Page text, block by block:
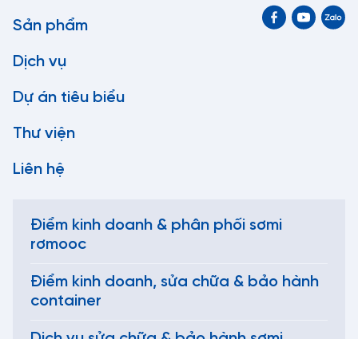
Sản phẩm
Dịch vụ
Dự án tiêu biểu
Thư viện
Liên hệ
Điểm kinh doanh & phân phối sơmi
rơmooc
Điểm kinh doanh, sửa chữa & bảo hành
container